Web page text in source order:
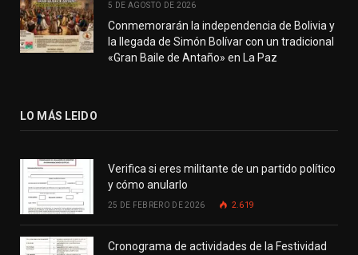
5 DE AGOSTO DE 2026
Conmemorarán la independencia de Bolivia y
la llegada de Simón Bolívar con un tradicional
«Gran Baile de Antaño» en La Paz
LO MÁS LEIDO
Verifica si eres militante de un partido político
y cómo anularlo
25 DE FEBRERO DE 2026 2.619
Cronograma de actividades de la Festividad